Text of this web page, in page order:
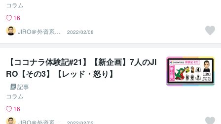
コラム
16
JIRO＠外資系コ
ンサル・英語育
児
2022/02/08
【ココナラ体験記#21】【新企画】7人のJI
RO【その3】【レッド・怒り】
記事
コラム
16
JIRO＠外資系コ